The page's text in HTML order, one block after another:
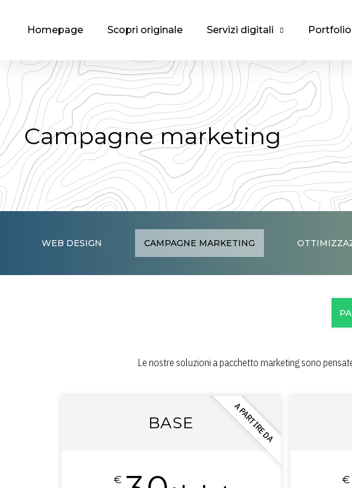
Homepage Scopri originale Servizi digitali
Campagne marketing
WEB DESIGN CAMPAGNE MARKETING
Le nostre soluzioni a pacchetto marketing sono
BASE
€
A PARTIRE DA
€
La durata e la composizione dei nostri
AVANZATO